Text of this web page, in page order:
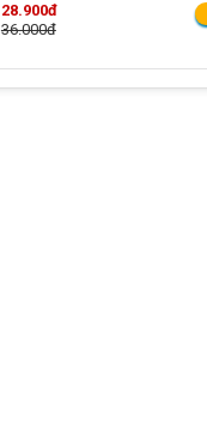
28.900đ
36.000đ